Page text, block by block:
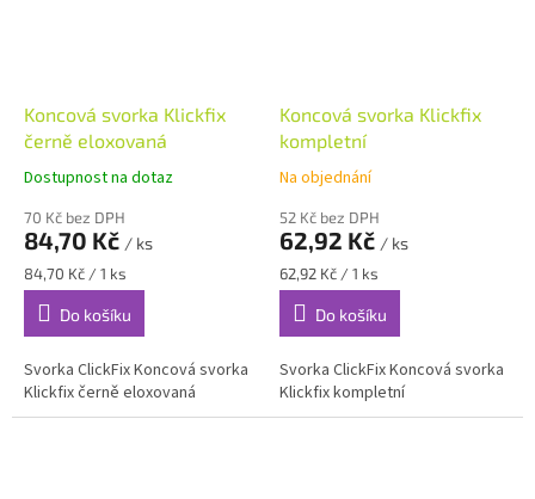
Koncová svorka Klickfix
černě eloxovaná
Dostupnost na dotaz
70 Kč bez DPH
84,70 Kč / ks
Měrná
cena:
84,70 Kč / 1 ks
Do košíku
Svorka ClickFix Koncová svorka
Klickfix černě eloxovaná
Koncová svorka Klickfix
kompletní
Na objednání
52 Kč bez DPH
62,92 Kč / ks
Měrná
cena:
62,92 Kč / 1 ks
Do košíku
Svorka ClickFix Koncová svorka
Klickfix kompletní